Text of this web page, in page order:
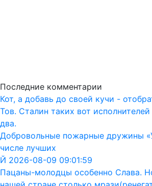
Последние комментарии
Кот, а добавь до своей кучи -
Тов. Сталин таких вот
два.
Добровольные пожарные дружины
числе лучших
Й 2026-08-09 09:01:59
Пацаны-молодцы особенно Слава.